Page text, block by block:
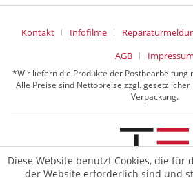
Kontakt Infofilme
AGB
Impressum
*Wir liefern die Produkte der Postbearbeitung
Alle Preise sind Nettopreise zzgl. gesetzlicher
Verpackung.
Diese Website benutzt Cookies, die für
der Website erforderlich sind und